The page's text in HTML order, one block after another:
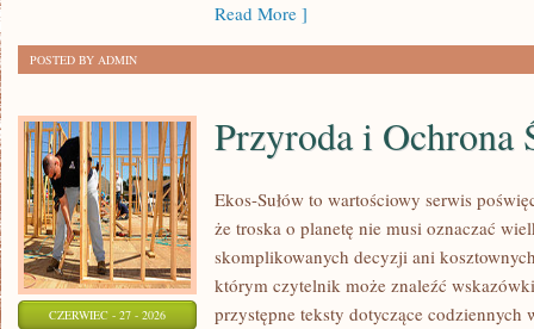
Read More ]
POSTED BY ADMIN
CZERWIEC - 27 - 2026
Przyroda i Ochrona
Ekos-Sułów to wartościowy serwis
że troska o planetę nie musi oznaczać
skomplikowanych decyzji ani
którym czytelnik może znaleźć
przystępne teksty dotyczące